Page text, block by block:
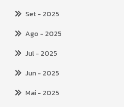
Set- 2025
Ago - 2025
Jul- 2025
Jun- 2025
Mai- 2025